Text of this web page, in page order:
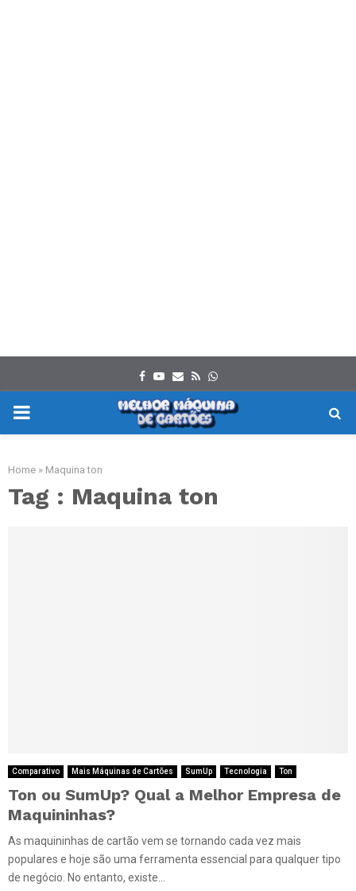
Facebook
Youtube
Email
RssWhatsapp
PRIMARY
Home » Maquina ton
Tag : Maquina ton
Comparativo Mais Máquinas de Cartões SumUp Tecnologia Ton
Ton ou SumUp? Qual a Melhor Empresa de
Maquininhas?
As maquininhas de cartão vem se tornando cada vez mais
populares e hoje são uma ferramenta essencial para qualquer tipo
de negócio. No entanto, existe...